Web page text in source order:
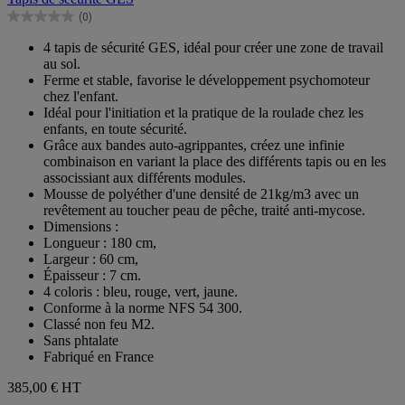
5
étoiles.
(0)
0.0
étoiles.
4 tapis de sécurité GES, idéal pour créer une zone de travail
au sol.
Ferme et stable, favorise le développement psychomoteur
chez l'enfant.
Idéal pour l'initiation et la pratique de la roulade chez les
enfants, en toute sécurité.
Grâce aux bandes auto-agrippantes, créez une infinie
combinaison en variant la place des différents tapis ou en les
associssiant aux différents modules.
Mousse de polyéther d'une densité de 21kg/m3 avec un
revêtement au toucher peau de pêche, traité anti-mycose.
Dimensions :
Longueur : 180 cm,
Largeur : 60 cm,
Épaisseur : 7 cm.
4 coloris : bleu, rouge, vert, jaune.
Conforme à la norme NFS 54 300.
Classé non feu M2.
Sans phtalate
Fabriqué en France
385,00 € HT